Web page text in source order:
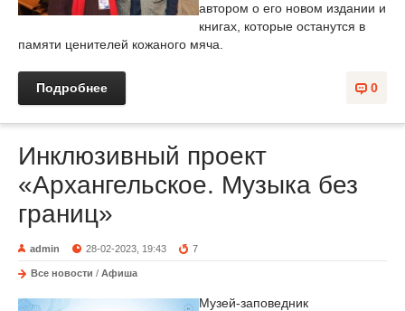
автором о его новом издании и
книгах, которые останутся в
памяти ценителей кожаного мяча.
0
Подробнее
Инклюзивный проект
«Архангельское. Музыка без
границ»
admin 28-02-2023, 19:43 7
Все новости / Афиша
Музей-заповедник